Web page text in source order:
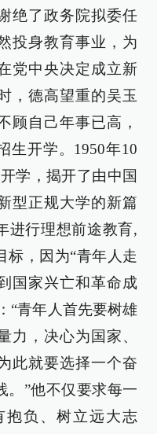
绝了政务院拟委任
投身教育事业，为
党中央决定成立新
，德高望重的吴玉
顾自己年事已高，
生开学。1950年10
学，揭开了由中国
型正规大学的新篇
进行理想前途教育,
标，因为“青年人走
国家兴亡和革命成
“青年人首先要树雄
力，决心为国家、
此就要选择一个奋
。”他不仅要求每一
抱负、树立远大志